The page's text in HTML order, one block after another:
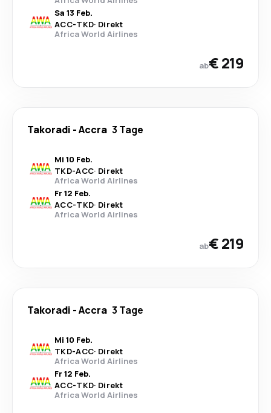
Sa 13 Feb.
ACC-TKD· Direkt
Africa World Airlines
ab€ 219
Takoradi -Accra 3 Tage
Mi 10 Feb.
TKD-ACC· Direkt
Africa World Airlines
Fr 12 Feb.
ACC-TKD· Direkt
Africa World Airlines
ab€ 219
Takoradi -Accra 3 Tage
Mi 10 Feb.
TKD-ACC· Direkt
Africa World Airlines
Fr 12 Feb.
ACC-TKD· Direkt
Africa World Airlines